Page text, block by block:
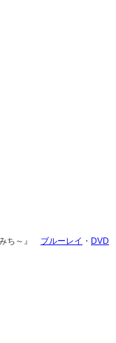
ち～』 ブルーレイ ・ DVD